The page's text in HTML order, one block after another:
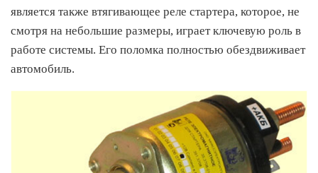
является также втягивающее реле стартера, которое, не
смотря на небольшие размеры, играет ключевую роль в
работе системы. Его поломка полностью обездвиживает
автомобиль.